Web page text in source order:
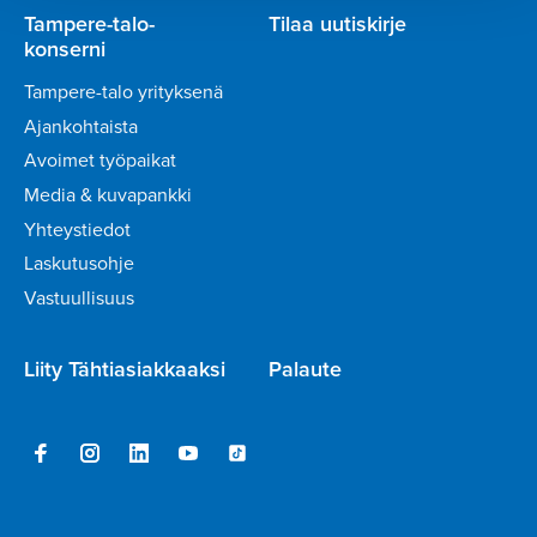
Tampere-talo-
konserni
Tampere-talo yrityksenä
Ajankohtaista
Avoimet työpaikat
Media & kuvapankki
Yhteystiedot
Laskutusohje
Vastuullisuus
Tilaa uutiskirje
Liity Tähtiasiakkaaksi Palaute